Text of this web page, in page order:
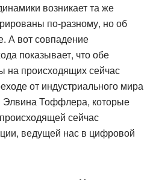
возникает та же
по-разному, но об
А вот совпадение
показывает, что обе
на происходящих сейчас
от индустриального мира
Элвина Тоффлера, которые
сейчас
ведущей нас в цифровой